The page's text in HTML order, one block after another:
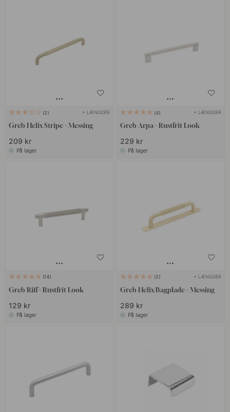
2 + LÆNGDER
Greb Helix Stripe - Messing
209 kr
På lager
4 + LÆNGDER
Greb Arpa - Rustfrit Look
229 kr
På lager
14
Greb Riff - Rustfrit Look
129 kr
På lager
2 + LÆNGDER
Greb Helix/Bagplade - Messing
289 kr
På lager